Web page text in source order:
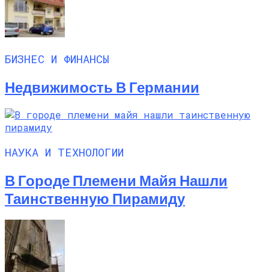
БИЗНЕС И ФИНАНСЫ
Недвижимость В Германии
НАУКА И ТЕХНОЛОГИИ
В Городе Племени Майя Нашли
Таинственную Пирамиду